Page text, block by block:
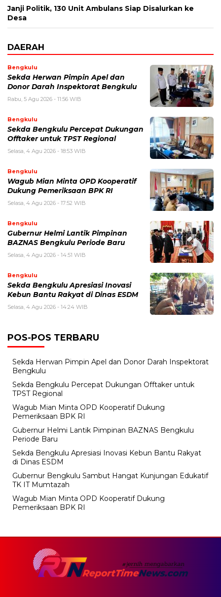
Janji Politik, 130 Unit Ambulans Siap Disalurkan ke
Desa
DAERAH
Bengkulu
Sekda Herwan Pimpin Apel dan
Donor Darah Inspektorat Bengkulu
Rabu, 5 Agu 2026 - 11:56 WIB
Bengkulu
Sekda Bengkulu Percepat Dukungan
Offtaker untuk TPST Regional
Selasa, 4 Agu 2026 - 18:53 WIB
Bengkulu
Wagub Mian Minta OPD Kooperatif
Dukung Pemeriksaan BPK RI
Selasa, 4 Agu 2026 - 17:52 WIB
Bengkulu
Gubernur Helmi Lantik Pimpinan
BAZNAS Bengkulu Periode Baru
Selasa, 4 Agu 2026 - 14:51 WIB
Bengkulu
Sekda Bengkulu Apresiasi Inovasi
Kebun Bantu Rakyat di Dinas ESDM
Selasa, 4 Agu 2026 - 14:24 WIB
POS-POS TERBARU
Sekda Herwan Pimpin Apel dan Donor Darah Inspektorat
Bengkulu
Sekda Bengkulu Percepat Dukungan Offtaker untuk
TPST Regional
Wagub Mian Minta OPD Kooperatif Dukung
Pemeriksaan BPK RI
Gubernur Helmi Lantik Pimpinan BAZNAS Bengkulu
Periode Baru
Sekda Bengkulu Apresiasi Inovasi Kebun Bantu Rakyat
di Dinas ESDM
Gubernur Bengkulu Sambut Hangat Kunjungan Edukatif
TK IT Mumtazah
Wagub Mian Minta OPD Kooperatif Dukung
Pemeriksaan BPK RI